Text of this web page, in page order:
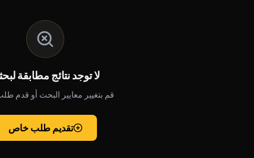
لا توجد نتائج مطابقة
قم بتغيير معايير البحث أو قدم
تقديم طلب خاص